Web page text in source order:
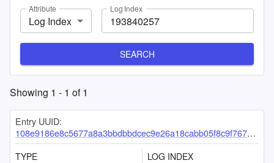
Attribute
Log Index
Log Index
SEARCH
Showing 1 - 1 of1
Entry UUID:
108e9186e8c5677a8a3bbdbbdcec9e26a18cabb05f8c9f767d0d1fc664b782fa418d965f9e197d23
TYPE
LOG INDEX